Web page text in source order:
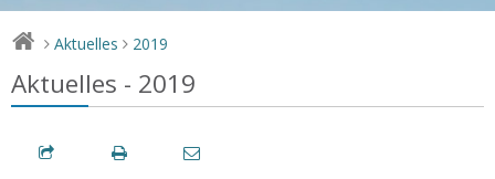
> Aktuelles > 2019
Aktuelles - 2019